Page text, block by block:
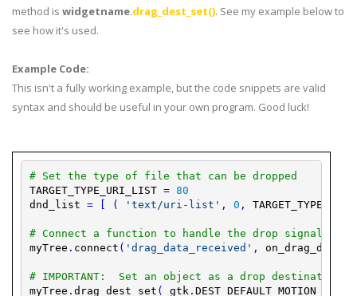
method is widgetname.drag_dest_set(). See my example below to
see how it's used.
Example Code:
This isn't a fully working example, but the code snippets are valid
syntax and should be useful in your own program. Good luck!
# Set the type of file that can be dropped
TARGET_TYPE_URI_LIST = 80
dnd_list = [ ( 'text/uri-list' , 0 ,
# Connect a function to handle the drop signal
myTree . connect ( 'drag_data_received' ,
# IMPORTANT:  Set an object as a drop
myTree . drag_dest_set ( gtk . DEST_DEFAULT_MOTION